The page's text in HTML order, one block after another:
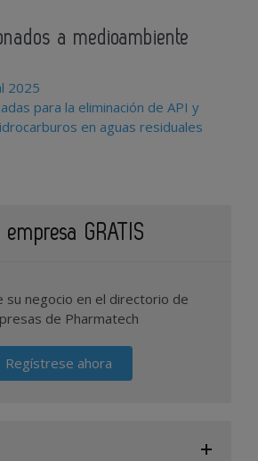
a medioambiente
2025
para la eliminación de API y
en aguas residuales
GRATIS
su negocio en el directorio de
de Pharmatech
Regístrese ahora